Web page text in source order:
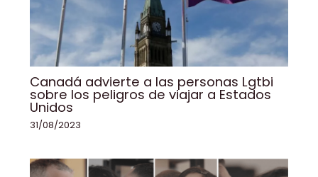
Canadá advierte a las personas Lgtbi
sobre los peligros de viajar a Estados
Unidos
31/08/2023